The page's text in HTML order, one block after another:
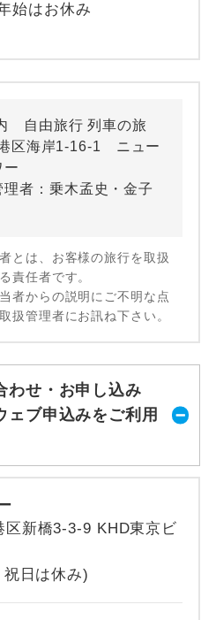
始はお休み
自由旅行 列車の旅
区海岸1-16-1 ニュー
ー
者：乗木孟史・金子
とは、お客様の旅行を取扱
責任者です。
者からの説明にご不明な点
扱管理者にお訊ね下さい。
わせ・お申し込み
ェブ申込みをご利用
新橋3-3-9 KHD東京ビ
日は休み)